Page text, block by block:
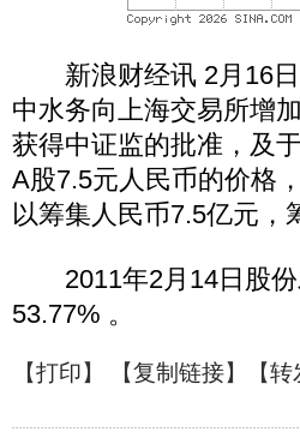
新浪财经讯 2月16日
中水务向上海交易所增
获得中证监的批准，及
A股7.5元人民币的价格
以筹集人民币7.5亿元，
2011年2月14日股份
53.77% 。
【打印】 【复制链接】【转